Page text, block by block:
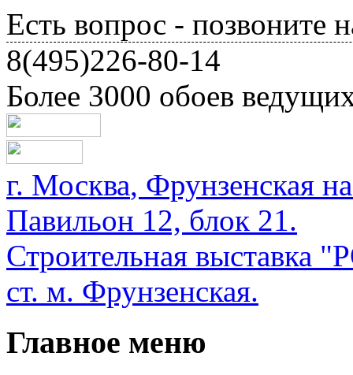
Есть вопрос - позвоните
8(495)226-80-14
Более 3000 обоев
г. Москва, Фрунзенская
Павильон 12, блок 21.
Строительная
ст. м. Фрунзенская.
Главное меню